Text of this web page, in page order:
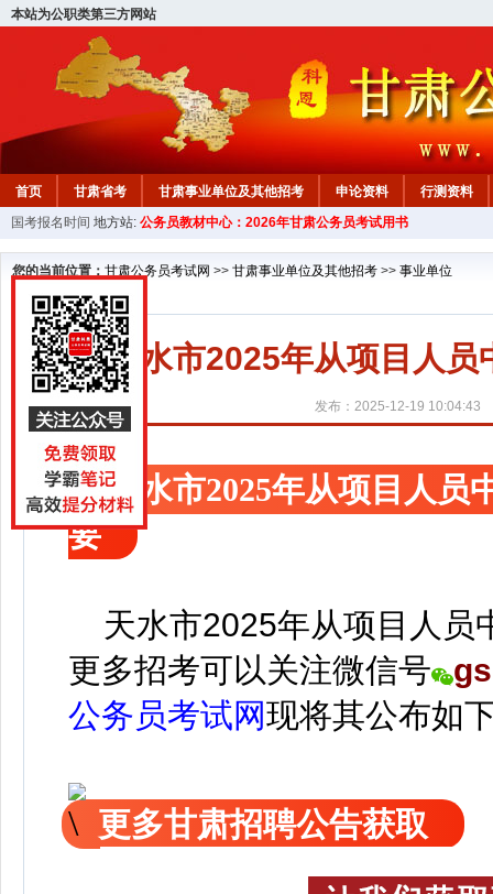
本站为公职类第三方网站
首页 甘肃省考 甘肃事业单位及其他招考 申论资料
行测资料
国考报名时间 地方站: 公务员教材中心：2026年甘肃公务员考试用书
您的当前位置： 甘肃公务员考试网 >> 甘肃事业单位及其他招考 >> 事业单位
天水市2025年从项目人
发布：2025-12-19 10:04:43
天水市2025年从项目人员
要
天水市2025年从项目人员
更多招考可以关注微信号
公务员考试网现将其公布如
更多甘肃招聘公告获取